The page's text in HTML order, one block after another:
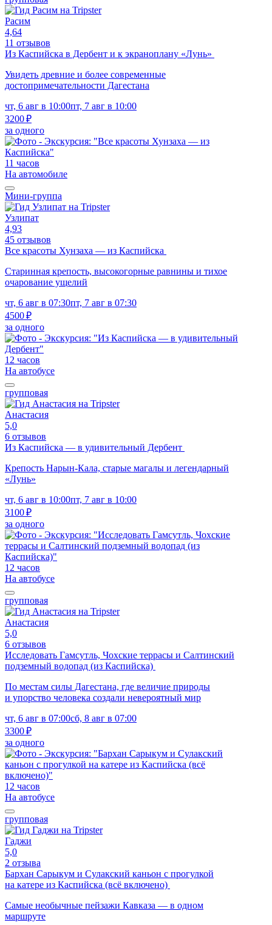
Расим
4,64
11 отзывов
Из Каспийска в Дербент и к экраноплану «Лунь»
Увидеть древние и более современные
достопримечательности Дагестана
чт, 6 авг в 10:00пт, 7 авг в 10:00
3200 ₽
за одного
11 часов
На автомобиле
Мини-группа
Узлипат
4,93
45 отзывов
Все красоты Хунзаха — из Каспийска
Старинная крепость, высокогорные равнины и тихое
очарование ущелий
чт, 6 авг в 07:30пт, 7 авг в 07:30
4500 ₽
за одного
12 часов
На автобусе
групповая
Анастасия
5,0
6 отзывов
Из Каспийска — в удивительный Дербент
Крепость Нарын-Кала, старые магалы и легендарный
«Лунь»
чт, 6 авг в 10:00пт, 7 авг в 10:00
3100 ₽
за одного
12 часов
На автобусе
групповая
Анастасия
5,0
6 отзывов
Исследовать Гамсутль, Чохские террасы и Салтинский
подземный водопад (из Каспийска)
По местам силы Дагестана, где величие природы
и упорство человека создали невероятный мир
чт, 6 авг в 07:00сб, 8 авг в 07:00
3300 ₽
за одного
12 часов
На автобусе
групповая
Гаджи
5,0
2 отзыва
Бархан Сарыкум и Сулакский каньон с прогулкой
на катере из Каспийска (всё включено)
Самые необычные пейзажи Кавказа — в одном
маршруте